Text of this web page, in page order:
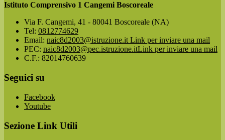
Istituto Comprensivo 1 Cangemi Boscoreale
Via F. Cangemi, 41 - 80041 Boscoreale (NA)
Tel: 0812774629
Email: naic8d2003@istruzione.itLink per inviare una mail
PEC: naic8d2003@pec.istruzione.itLink per inviare una mail
C.F.: 82014760639
Seguici su
Facebook
Youtube
Sezione Link Utili